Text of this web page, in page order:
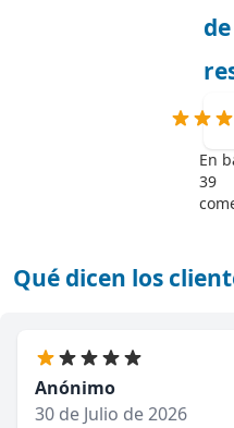
de
En
39
Qué dicen los
Anónimo
30 de Julio de 2026